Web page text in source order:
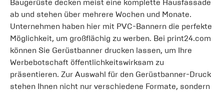
Baugerüste decken meist eine komplette Hausfassade
ab und stehen über mehrere Wochen und Monate.
Unternehmen haben hier mit PVC-Bannern die perfekte
Möglichkeit, um großflächig zu werben. Bei print24.com
können Sie Gerüstbanner drucken lassen, um Ihre
Werbebotschaft öffentlichkeitswirksam zu
präsentieren. Zur Auswahl für den Gerüstbanner-Druck
stehen Ihnen nicht nur verschiedene Formate, sondern